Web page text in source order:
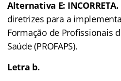
Alternativa E: INCORRETA.
diretrizes para a
Formação de Profissionais
Saúde (PROFAPS).
Letra b.